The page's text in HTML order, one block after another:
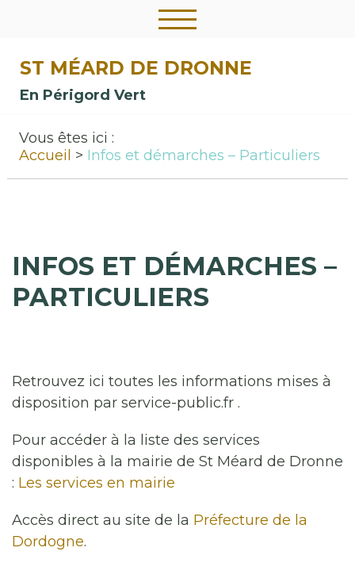
ST MÉARD DE DRONNE
En Périgord Vert
Vous êtes ici :
Accueil
Infos et démarches – Particuliers
INFOS ET DÉMARCHES –
PARTICULIERS
Retrouvez ici toutes les informations mises à
disposition par service-public.fr .
Pour accéder à la liste des services
disponibles à la mairie de St Méard de Dronne
: Les services en mairie
Accès direct au site de la Préfecture de la
Dordogne.